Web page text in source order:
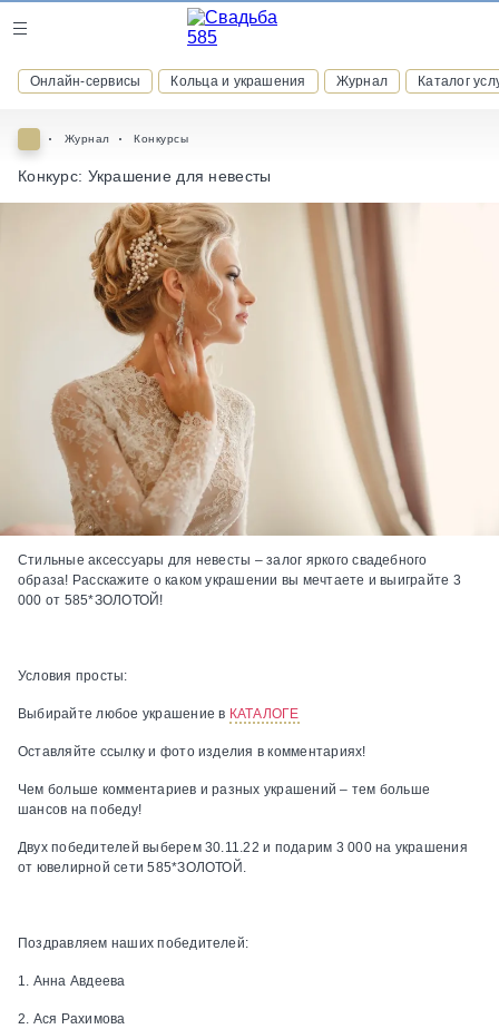
Онлайн-сервисы Кольца и украшения Журнал Каталог
ВСТУПАЙТЕ В КЛУБ ПРИВИЛЕГИЙ
присоединяйтесь к закрытому сообществу и получайте
скидки и бонусы за участие
РЕГИСТРАЦИЯ
Журнал Конкурсы
Конкурс: Украшение для невесты
Стильные аксессуары для невесты – залог яркого свадебного
образа! Расскажите о каком украшении вы мечтаете и выиграйте 3
000 от 585*ЗОЛОТОЙ!
Условия просты:
Выбирайте любое украшение в КАТАЛОГЕ
Оставляйте ссылку и фото изделия в комментариях!
Чем больше комментариев и разных украшений – тем больше
шансов на победу!
Двух победителей выберем 30.11.22 и подарим 3 000 на украшения
от ювелирной сети 585*ЗОЛОТОЙ.
Поздравляем наших победителей:
1. Анна Авдеева
2. Ася Рахимова